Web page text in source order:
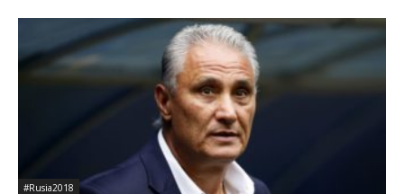
#Rusia2018